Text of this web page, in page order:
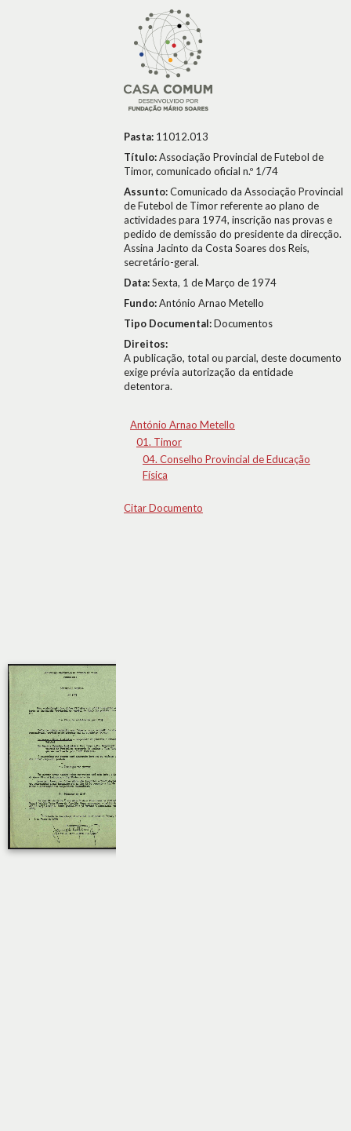
Pasta: 11012.013
Título:Associação Provincial de Futebol de
Timor, comunicado oficial n.º 1/74
Assunto:Comunicado da Associação Provincial
de Futebol de Timor referente ao plano de
actividades para 1974, inscrição nas provas e
pedido de demissão do presidente da direcção.
Assina Jacinto da Costa Soares dos Reis,
secretário-geral.
Data:Sexta, 1 de Março de 1974
Fundo:António Arnao Metello
Tipo Documental:Documentos
Direitos:
A publicação, total ou parcial, deste documento
exige prévia autorização da entidade
detentora.
António Arnao Metello
01. Timor
04. Conselho Provincial de Educação
Física
Citar Documento